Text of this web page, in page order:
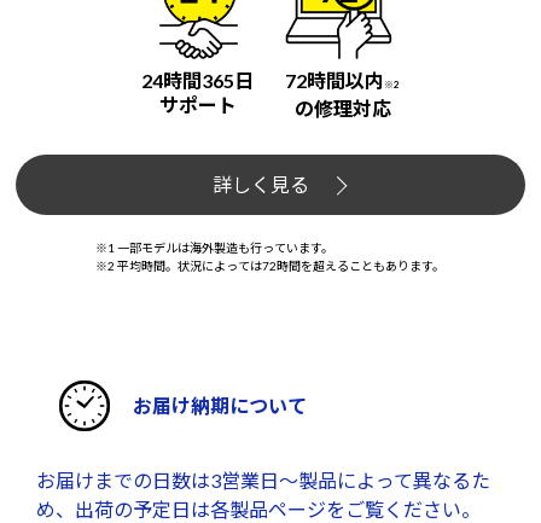
24時間365日
サポート
72時間以内 ※2
の修理対応
詳しく見る
※1 一部モデルは海外製造も行っています。
※2 平均時間。状況によっては72時間を超えることもあります。
お届け納期について
お届けまでの日数は3営業日～製品によって異なるた
め、出荷の予定日は各製品ページをご覧ください。